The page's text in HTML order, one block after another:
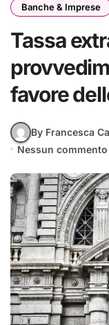
Banche & Imprese
Tassa
favore
By Francesca
Nessun commento